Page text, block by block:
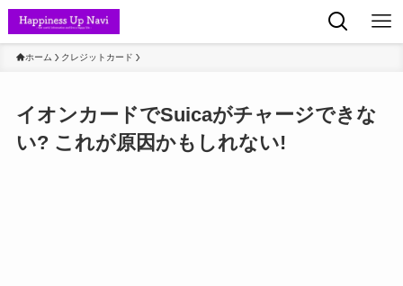
ホーム クレジットカード
イオンカードでSuicaがチャージできな
い? これが原因かもしれない!